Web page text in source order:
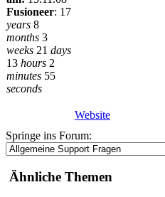
Fusioneer: 17
years 8
months 3
weeks 21 days
13 hours 2
minutes 55
seconds
Website
Springe ins Forum:
Ähnliche Themen